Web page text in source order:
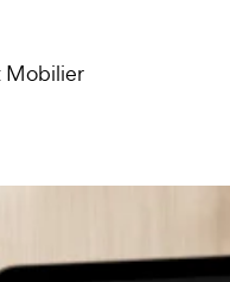
Mobilier